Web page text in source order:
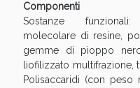
Componenti
Sostanze
molecolare di resine,
gemme di pioppo
liofilizzato multifrazione,
Polisaccaridi (con